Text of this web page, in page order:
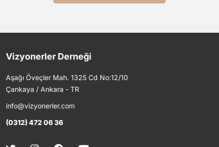
Vizyonerler Derneği
Aşağı Öveçler Mah. 1325 Cd No:12/10
Çankaya / Ankara - TR
info@vizyonerler.com
(0312) 472 06 36